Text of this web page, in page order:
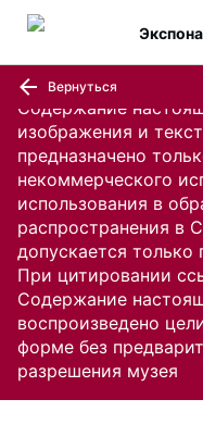
Содержание
изображения и
предназначено
некоммерческого
использования в
распространения в
допускается только
При цитировании
Содержание
воспроизведено
форме без
разрешения музея
Вернуться